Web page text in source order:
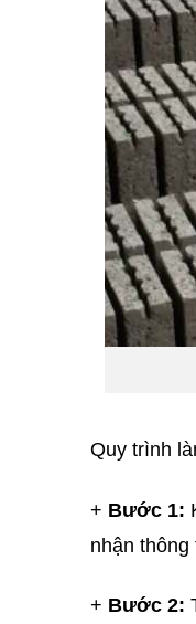
Quy trình
+ Bước 1:
nhận
+ Bước 2: